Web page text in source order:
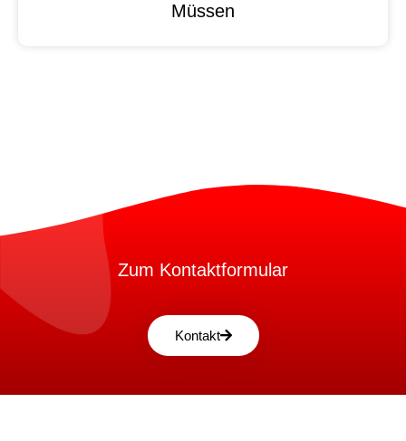
Müssen
Zum Kontaktformular
Kontakt